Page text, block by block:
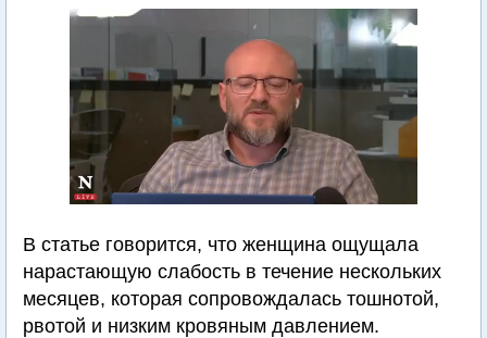
В статье говорится, что женщина ощущала
нарастающую слабость в течение нескольких
месяцев, которая сопровождалась тошнотой,
рвотой и низким кровяным давлением.